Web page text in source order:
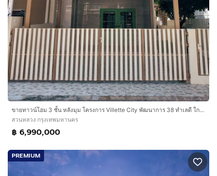
ขายทาวน์โฮม 3 ชั้น หลังมุม โครงการ Villette City พัฒนาการ 38 ทำเลดี ใกล้ Airport Link รามคำแหง
สวนหลวง กรุงเทพมหานคร
฿ 6,990,000
PREMIUM